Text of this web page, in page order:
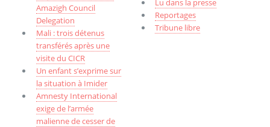
Amazigh Council
Delegation
Mali : trois détenus
transférés après une
visite du CICR
Un enfant s’exprime sur
la situation à Imider
Amnesty International
exige de l’armée
malienne de cesser de
Lu dans la presse
Reportages
Tribune libre